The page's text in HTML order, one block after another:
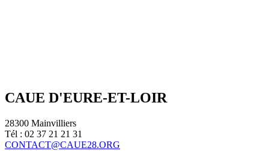
CAUE D'EURE-ET-LOIR
28300 Mainvilliers
Tél : 02 37 21 21 31
CONTACT@CAUE28.ORG